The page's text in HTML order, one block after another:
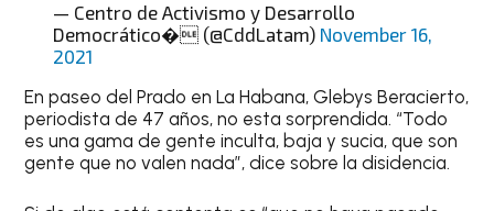
— Centro de Activismo y Desarrollo
Democrático� (@CddLatam) November 16,
2021
En paseo del Prado en La Habana, Glebys Beracierto,
periodista de 47 años, no esta sorprendida. “Todo
es una gama de gente inculta, baja y sucia, que son
gente que no valen nada”, dice sobre la disidencia.